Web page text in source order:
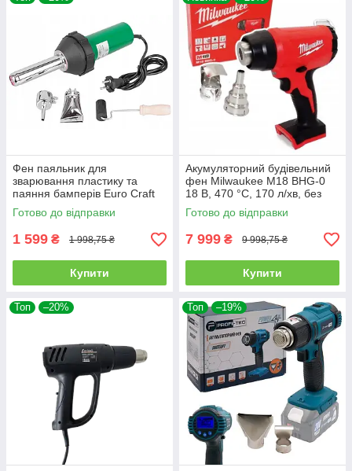
Фен паяльник для
зварювання пластику та
паяння бамперів Euro Craft
ECHG12 : 1200Вт
Готово до відправки
1 599 ₴ 1 998,75 ₴
Купити
Акумуляторний будівельний
фен Milwaukee M18 BHG-0
18 В, 470 °C, 170 л/хв, без
АКБ та ЗП 4933459771
Готово до відправки
7 999 ₴ 9 998,75 ₴
Купити
Топ –20% Топ –19%